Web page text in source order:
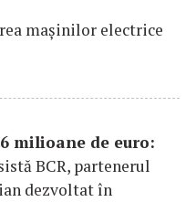
maşinilor electrice
milioane de euro:
BCR, partenerul
dezvoltat în